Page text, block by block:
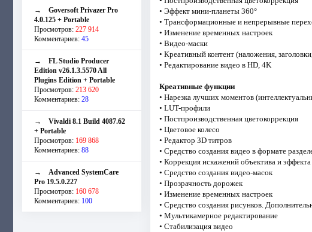
→ Goversoft Privazer Pro
4.0.125 + Portable
Просмотров: 227 914
Комментариев: 45
→ FL Studio Producer
Edition v26.1.3.5570 All
Plugins Edition + Portable
Просмотров: 213 620
Комментариев: 28
→ Vivaldi 8.1 Build 4087.62
+ Portable
Просмотров: 169 868
Комментариев: 88
→ Advanced SystemCare
Pro 19.5.0.227
Просмотров: 160 678
Комментариев: 100
• Эффект мини-планеты 360°
• Трансформационные и непрерывные
• Изменение временных настроек
• Видео-маски
• Креативный контент (наложения,
• Редактирование видео в HD, 4K
Креативные функции
• Нарезка лучших моментов
• LUT-профили
• Постпроизводственная цветокоррекция
• Цветовое колесо
• Редактор 3D титров
• Средство создания видео в формате
• Коррекция искажений объектива и эффекта
• Средство создания видео-масок
• Прозрачность дорожек
• Изменение временных настроек
• Средство создания рисунков.
• Мультикамерное редактирование
• Стабилизация видео